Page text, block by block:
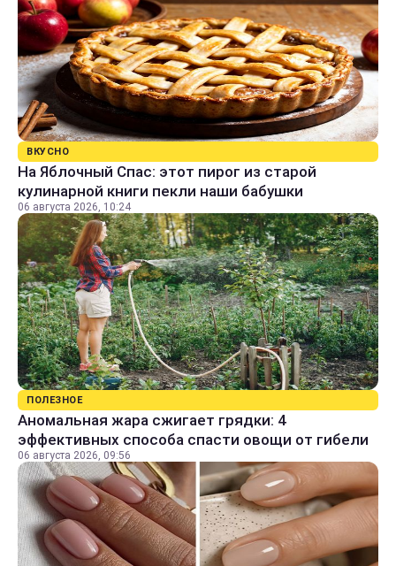
ВКУСНО
На Яблочный Спас: этот пирог из старой
кулинарной книги пекли наши бабушки
06 августа 2026, 10:24
ПОЛЕЗНОЕ
Аномальная жара сжигает грядки: 4
эффективных способа спасти овощи от гибели
06 августа 2026, 09:56